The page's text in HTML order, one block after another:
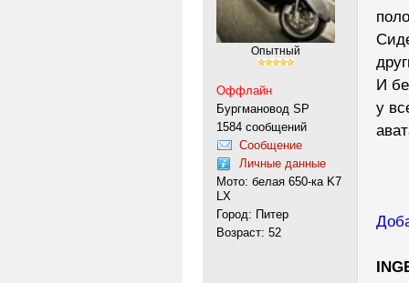
Опытный
Оффлайн
Бургмановод SP
1584 сообщений
Сообщение
Личные данные
Мото: белая 650-ка K7
LX
Город: Питер
Возраст: 52
И
у